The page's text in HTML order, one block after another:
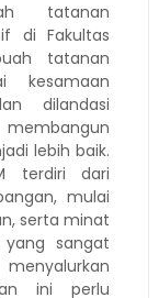
tatanan
di Fakultas
tatanan
kesamaan
dilandasi
lebih baik.
terdiri dari
mulai
serta minat
sangat
ini perlu